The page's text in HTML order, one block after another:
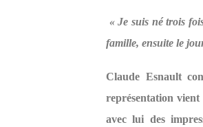
« Je suis né trois
famille, ensuite le
Claude Esnault
représentation
avec lui des